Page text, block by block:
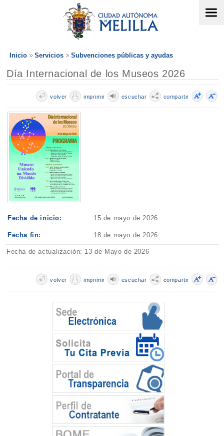
Inicio Servicios Subvenciones públicas y ayudas
Día Internacional de los Museos 2026
compartir
escuchar
imprimir
volver
Fecha de inicio: 15 de mayo de 2026
Fecha fin: 18 de mayo de 2026
Fecha de actualización: 13 de Mayo de 2026
compartir
escuchar
imprimir
volver